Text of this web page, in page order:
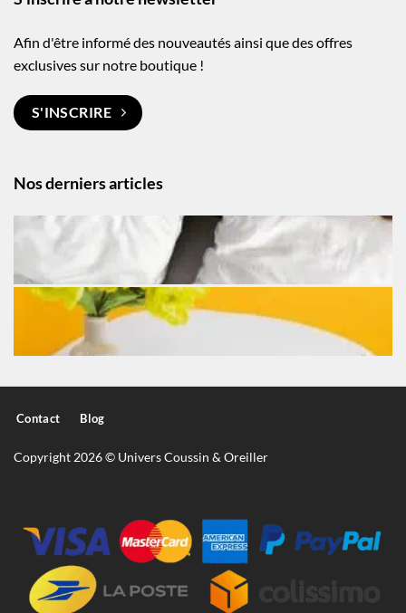
Nos derniers articles
Afin d'être informé des nouveautés ainsi que des offres
exclusives sur notre boutique !
S'INSCRIRE
Contact Blog
Copyright 2026 © Univers Coussin & Oreiller